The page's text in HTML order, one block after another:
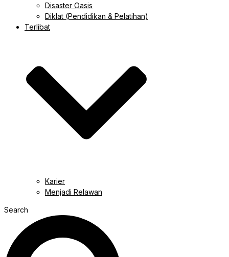
Disaster Oasis
Diklat (Pendidikan & Pelatihan)
Terlibat
Karier
Menjadi Relawan
Search